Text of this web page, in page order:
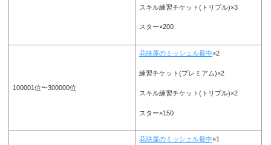
スキル練習チケット(トリプル)×3
スター×200
100001位〜300000位
花咲屋のミッシェル最中×2
練習チケット(プレミアム)×2
スキル練習チケット(トリプル)×2
スター×150
花咲屋のミッシェル最中×1